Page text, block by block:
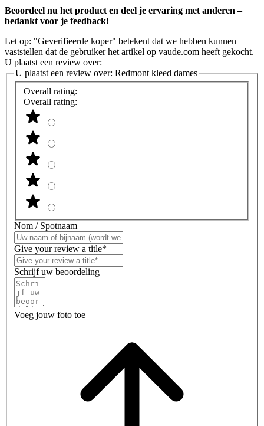
Beoordeel nu het product en deel je ervaring met anderen –
bedankt voor je feedback!
Let op: "Geverifieerde koper" betekent dat we hebben kunnen
vaststellen dat de gebruiker het artikel op vaude.com heeft gekocht.
U plaatst een review over:
U plaatst een review over: Redmont kleed dames
Overall rating:
Overall rating:
Nom / Spotnaam
Give your review a title*
Schrijf uw beoordeling
Voeg jouw foto toe